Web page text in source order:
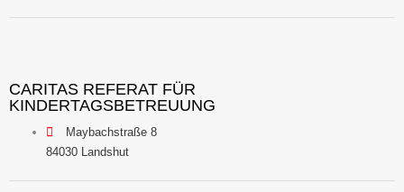
CARITAS REFERAT FÜR
KINDERTAGSBETREUUNG
Maybachstraße 8
84030 Landshut